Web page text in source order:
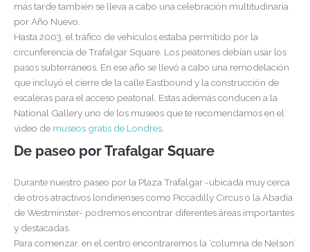
más tarde también se lleva a cabo una celebración multitudinaria
por Año Nuevo.
Hasta 2003, el tráfico de vehículos estaba permitido por la
circunferencia de Trafalgar Square. Los peatones debían usar los
pasos subterráneos. En ese año se llevó a cabo una remodelación
que incluyó el cierre de la calle Eastbound y la construcción de
escaleras para el acceso peatonal. Estas además conducen a la
National Gallery uno de los museos que te recomendamos en el
video de museos gratis de Londres
De paseo por Trafalgar Square
Durante nuestro paseo por la Plaza Trafalgar -ubicada muy cerca
de otros atractivos londinenses como Piccadilly Circus o la Abadía
de Westminster- podremos encontrar diferentes áreas importantes
y destacadas.
Para comenzar, en el centro encontraremos la ‘columna de Nelson’